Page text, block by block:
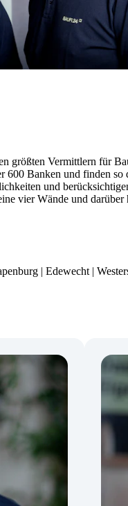
größten Vermittlern für
600 Banken und finden
und
vier Wände und darüber
| Edewecht |